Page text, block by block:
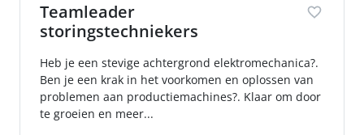
Teamleader
storingstechniekers
Heb je een stevige achtergrond elektromechanica?.
Ben je een krak in het voorkomen en oplossen van
problemen aan productiemachines?. Klaar om door
te groeien en meer...